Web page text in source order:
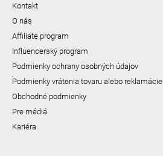
Kontakt
O nás
Affiliate program
Influencerský program
Podmienky ochrany osobných údajov
Podmienky vrátenia tovaru alebo reklamácie
Obchodné podmienky
Pre médiá
Kariéra